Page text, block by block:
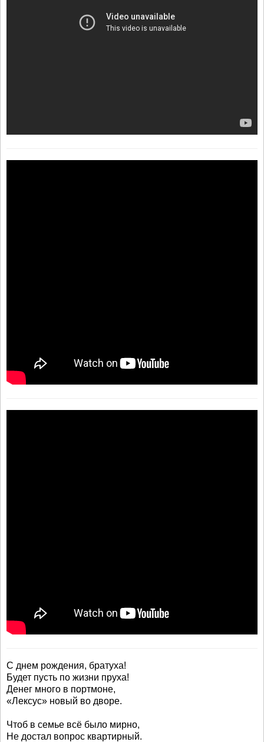
С днем рождения, братуха!
Будет пусть по жизни пруха!
Денег много в портмоне,
«Лексус» новый во дворе.
Чтоб в семье всё было мирно,
Не достал вопрос квартирный.